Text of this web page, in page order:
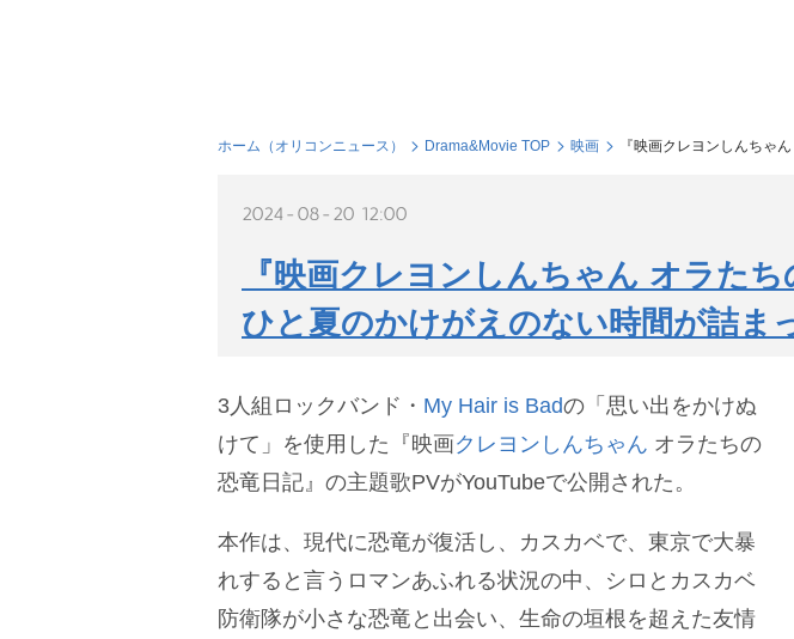
ホーム（オリコンニュース） Drama&Movie TOP 映画 『映画クレヨンしんちゃ
2024-08-20 12:00
『映画クレヨンしんちゃん オラたち
ひと夏のかけがえのない時間が詰ま
3人組ロックバンド・ My Hair is Badの「思い出をかけぬ
けて」を使用した『映画クレヨンしんちゃん オラたちの
恐竜日記』の主題歌PVがYouTubeで公開された。
本作は、現代に恐竜が復活し、カスカベで、東京で大暴
れすると言うロマンあふれる状況の中、シロとカスカベ
防衛隊が小さな恐竜と出会い、生命の垣根を超えた友情